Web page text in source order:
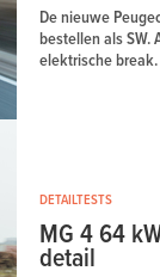
De nieuwe
bestellen als SW.
elektrische break.
DETAILTESTS
MG 4 64
detail